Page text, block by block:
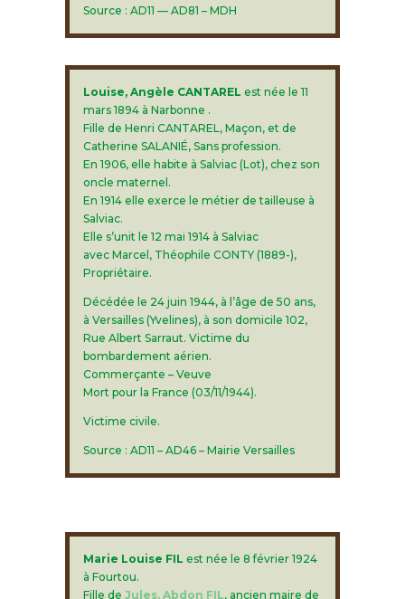
Source : AD11 — AD81 – MDH
Louise, Angèle CANTAREL est née le 11
mars 1894 à Narbonne .
Fille de Henri CANTAREL, Maçon, et de
Catherine SALANIÉ, Sans profession.
En 1906, elle habite à Salviac (Lot), chez son
oncle maternel.
En 1914 elle exerce le métier de tailleuse à
Salviac.
Elle s’unit le 12 mai 1914 à Salviac
avec Marcel, Théophile CONTY (1889-),
Propriétaire.
Décédée le 24 juin 1944, à l’âge de 50 ans,
à Versailles (Yvelines), à son domicile 102,
Rue Albert Sarraut. Victime du
bombardement aérien.
Commerçante – Veuve
Mort pour la France (03/11/1944).
Victime civile.
Source : AD11 – AD46 – Mairie Versailles
Marie Louise FIL est née le 8 février 1924
à Fourtou.
Fille de Jules, Abdon FIL, ancien maire de